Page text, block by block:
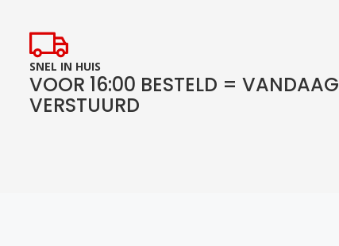
SNEL IN HUIS
VOOR 16:00 BESTELD = VANDAAG
VERSTUURD